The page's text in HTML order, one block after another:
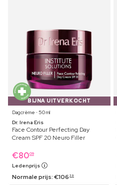
BIJNA UITVERKOCHT
Dagcrème ⋅ 50 ml
Dr. Irena Eris
Face Contour Perfecting Day
Cream SPF 20 Neuro Filler
€8009
Ledenprijs
Normale prijs:€106 39